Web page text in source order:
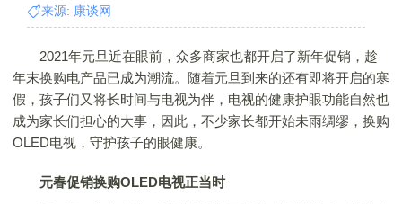
来源: 康谈网
2021年元旦近在眼前，众多商家也都开启了新年促销，趁
年末换购电产品已成为潮流。随着元旦到来的还有即将开启的寒
假，孩子们又将长时间与电视为伴，电视的健康护眼功能自然也
成为家长们担心的大事，因此，不少家长都开始未雨绸缪，换购
OLED电视，守护孩子的眼健康。
元春促销换购OLED电视正当时